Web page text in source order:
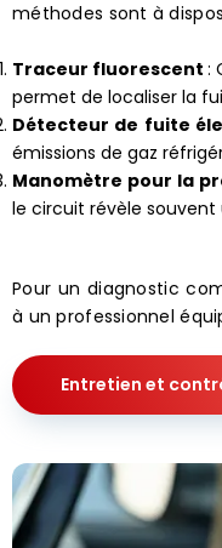
méthodes sont à
Traceur fluorescent:
permet de localiser la
Détecteur de fuite
émissions de gaz
Manomètre pour la
le circuit révèle souvent
Pour un diagnostic
à un professionnel
Entretien et